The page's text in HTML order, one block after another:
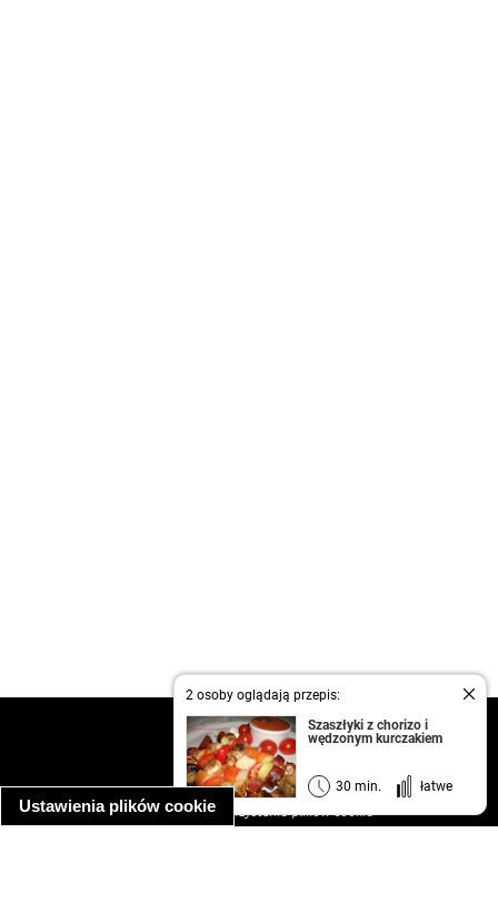
Ustawienia plików cookie
2 osoby oglądają przepis:
Szaszłyki z chorizo i
wędzonym kurczakiem
30 min. łatwe
kontakt
regulamin
informacja o prywatności
informacja o wykorzystaniu plików cookie